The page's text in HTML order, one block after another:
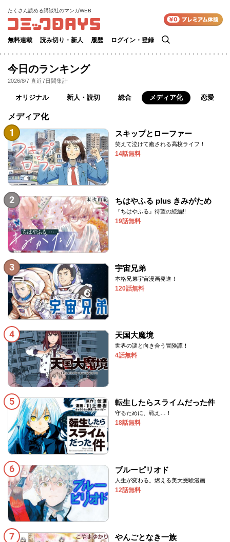
たくさん読める講談社のマンガWEB
無料連載 読み切り・新人 履歴 ログイン・登録
検
索
今日のランキング
2026/8/7 直近7日間集計
オリジナル 新人・読切 総合 メディア化 恋愛
メディア化
1 スキップとローファー
笑えて泣けて癒される高校ライフ！
14話無料
2 ちはやふる plus きみがため
『ちはやふる』待望の続編!!
19話無料
3 宇宙兄弟
本格兄弟宇宙漫画発進！
120話無料
4 天国大魔境
世界の謎と向き合う冒険譚！
4話無料
5 転生したらスライムだった件
守るために、戦え…！
18話無料
6 ブルーピリオド
人生が変わる。燃える美大受験漫画
12話無料
7 やんごとなき一族